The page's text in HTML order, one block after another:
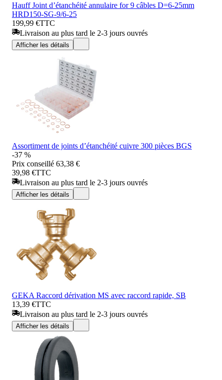
Hauff Joint d’étanchéité annulaire for 9 câbles D=6-25mm
HRD150-SG-9/6-25
199,99 €TTC
Livraison au plus tard le 2-3 jours ouvrés
Afficher les détails
Assortiment de joints d’étanchéité cuivre 300 pièces BGS
-37 %
Prix conseillé 63,38 €
39,98 €TTC
Livraison au plus tard le 2-3 jours ouvrés
Afficher les détails
GEKA Raccord dérivation MS avec raccord rapide, SB
13,39 €TTC
Livraison au plus tard le 2-3 jours ouvrés
Afficher les détails